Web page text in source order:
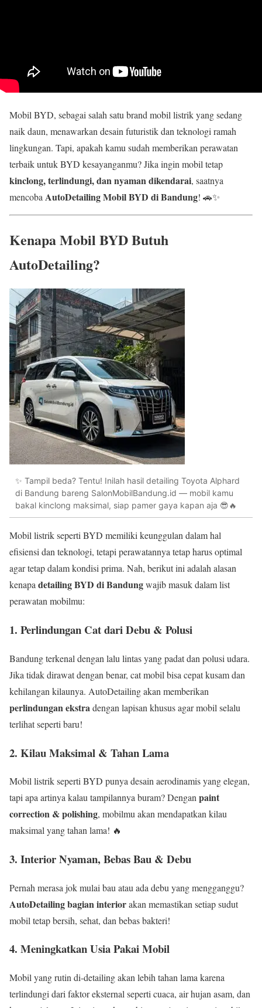
Mobil BYD, sebagai salah satu brand mobil listrik yang sedang
naik daun, menawarkan desain futuristik dan teknologi ramah
lingkungan. Tapi, apakah kamu sudah memberikan perawatan
terbaik untuk BYD kesayanganmu? Jika ingin mobil tetap
kinclong, terlindungi, dan nyaman dikendarai, saatnya
mencoba AutoDetailing Mobil BYD di Bandung! 🚗✨
Kenapa Mobil BYD Butuh
AutoDetailing?
✨ Tampil beda? Tentu! Inilah hasil detailing Toyota Alphard
di Bandung bareng SalonMobilBandung.id — mobil kamu
bakal kinclong maksimal, siap pamer gaya kapan aja 😎🔥
Mobil listrik seperti BYD memiliki keunggulan dalam hal
efisiensi dan teknologi, tetapi perawatannya tetap harus optimal
agar tetap dalam kondisi prima. Nah, berikut ini adalah alasan
kenapadetailing BYD di Bandungwajib masuk dalam list
perawatan mobilmu:
1. Perlindungan Cat dari Debu & Polusi
Bandung terkenal dengan lalu lintas yang padat dan polusi udara.
Jika tidak dirawat dengan benar, cat mobil bisa cepat kusam dan
kehilangan kilaunya. AutoDetailing akan memberikan
perlindungan ekstradengan lapisan khusus agar mobil selalu
terlihat seperti baru!
2. Kilau Maksimal & Tahan Lama
Mobil listrik seperti BYD punya desain aerodinamis yang elegan,
tapi apa artinya kalau tampilannya buram? Denganpaint
correction & polishing, mobilmu akan mendapatkan kilau
maksimal yang tahan lama! 🔥
3. Interior Nyaman, Bebas Bau & Debu
Pernah merasa jok mulai bau atau ada debu yang mengganggu?
AutoDetailing bagian interiorakan memastikan setiap sudut
mobil tetap bersih, sehat, dan bebas bakteri!
4. Meningkatkan Usia Pakai Mobil
Mobil yang rutin di-detailing akan lebih tahan lama karena
terlindungi dari faktor eksternal seperti cuaca, air hujan asam, dan